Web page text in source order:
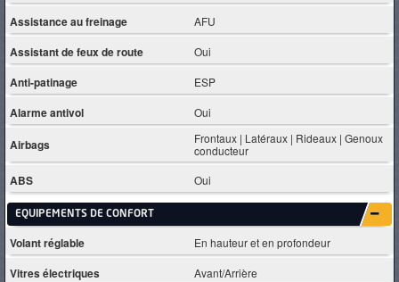
Assistance au freinage AFU
Assistant de feux de route Oui
Anti-patinage ESP
Alarme antivol Oui
Airbags
Frontaux | Latéraux | Rideaux | Genoux
conducteur
ABS Oui
EQUIPEMENTS DE CONFORT
Volant réglable En hauteur et en profondeur
Vitres électriques Avant/Arrière